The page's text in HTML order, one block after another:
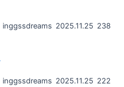
inggssdreams 2025.11.25 238
inggssdreams 2025.11.25 222